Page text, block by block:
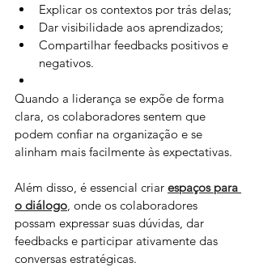
Explicar os contextos por trás delas;
Dar visibilidade aos aprendizados;
Compartilhar feedbacks positivos e
negativos.
Quando a liderança se expõe de forma
clara, os colaboradores sentem que
podem confiar na organização e se
alinham mais facilmente às expectativas.
Além disso, é essencial criar espaços para
o diálogo, onde os colaboradores
possam expressar suas dúvidas, dar
feedbacks e participar ativamente das
conversas estratégicas.